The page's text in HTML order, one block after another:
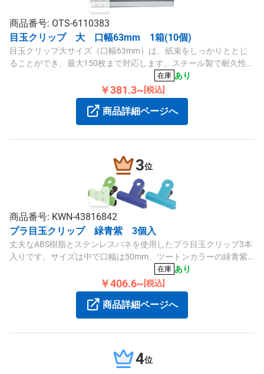
商品番号: OTS-6110383
目玉クリップ 大 口幅63mm 1箱(10個)
目玉クリップ大サイズ（口幅63mm）は、紙束をしっかりととじ
ることができ、最大150枚まで対応します。スチール製で耐久性が
あり、箱入りの1パック（10個セット）でご提供します。
在庫 あり
￥381.3~ [税込]
商品詳細ページへ
3位
商品番号: KWN-43816842
プラ目玉クリップ 緑青紫 3個入
丈夫なABS樹脂とステンレスバネを使用したプラ目玉クリップ3本
入りです。サイズは中で口幅は50mm、ツートンカラーの緑青紫
在庫 あり
￥406.6~ [税込]
商品詳細ページへ
4位